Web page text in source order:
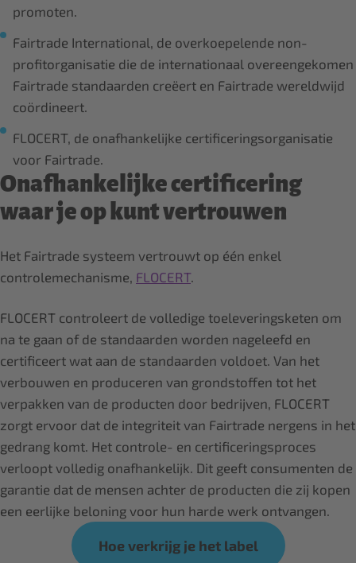
promoten.
Fairtrade International, de overkoepelende non-
profitorganisatie die de internationaal overeengekomen
Fairtrade standaarden creëert en Fairtrade wereldwijd
coördineert.
FLOCERT, de onafhankelijke certificeringsorganisatie
voor Fairtrade.
Onafhankelijke certificering
waar je op kunt vertrouwen
Het Fairtrade systeem vertrouwt op één enkel
controlemechanisme, FLOCERT.
FLOCERT controleert de volledige toeleveringsketen om
na te gaan of de standaarden worden nageleefd en
certificeert wat aan de standaarden voldoet. Van het
verbouwen en produceren van grondstoffen tot het
verpakken van de producten door bedrijven, FLOCERT
zorgt ervoor dat de integriteit van Fairtrade nergens in het
gedrang komt. Het controle- en certificeringsproces
verloopt volledig onafhankelijk. Dit geeft consumenten de
garantie dat de mensen achter de producten die zij kopen
een eerlijke beloning voor hun harde werk ontvangen.
Hoe verkrijg je het label